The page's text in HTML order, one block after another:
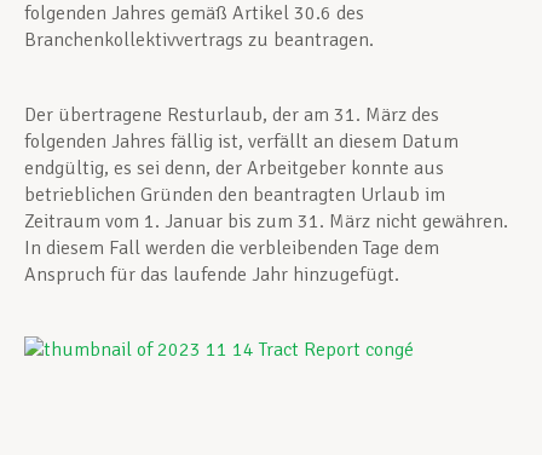
folgenden Jahres gemäß Artikel 30.6 des
Branchenkollektivvertrags zu beantragen.
Der übertragene Resturlaub, der am 31. März des
folgenden Jahres fällig ist, verfällt an diesem Datum
endgültig, es sei denn, der Arbeitgeber konnte aus
betrieblichen Gründen den beantragten Urlaub im
Zeitraum vom 1. Januar bis zum 31. März nicht gewähren.
In diesem Fall werden die verbleibenden Tage dem
Anspruch für das laufende Jahr hinzugefügt.